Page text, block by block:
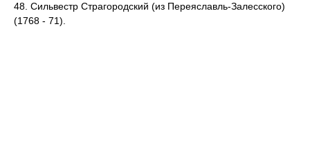
48. Сильвестр Страгородский (из Переяславль-Залесского)
(1768 - 71).